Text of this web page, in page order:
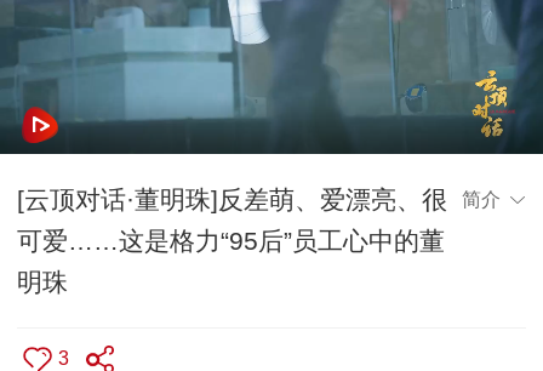
[云顶对话·董明珠]反差萌、爱漂亮、很
可爱……这是格力“95后”员工心中的董
明珠
简介
3